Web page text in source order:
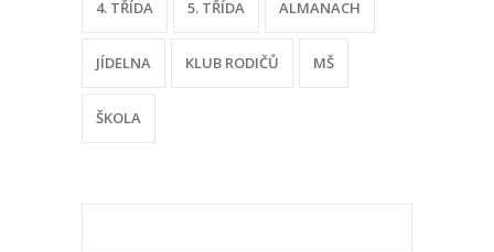
4. TŘÍDA 5. TŘÍDA ALMANACH
JÍDELNA KLUB RODIČŮ MŠ
ŠKOLA